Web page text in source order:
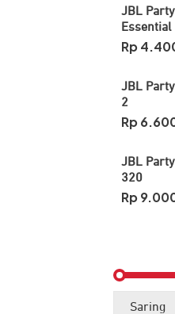
JBL
Essential
Rp
JBL
2
Rp
JBL
320
Rp
Saring